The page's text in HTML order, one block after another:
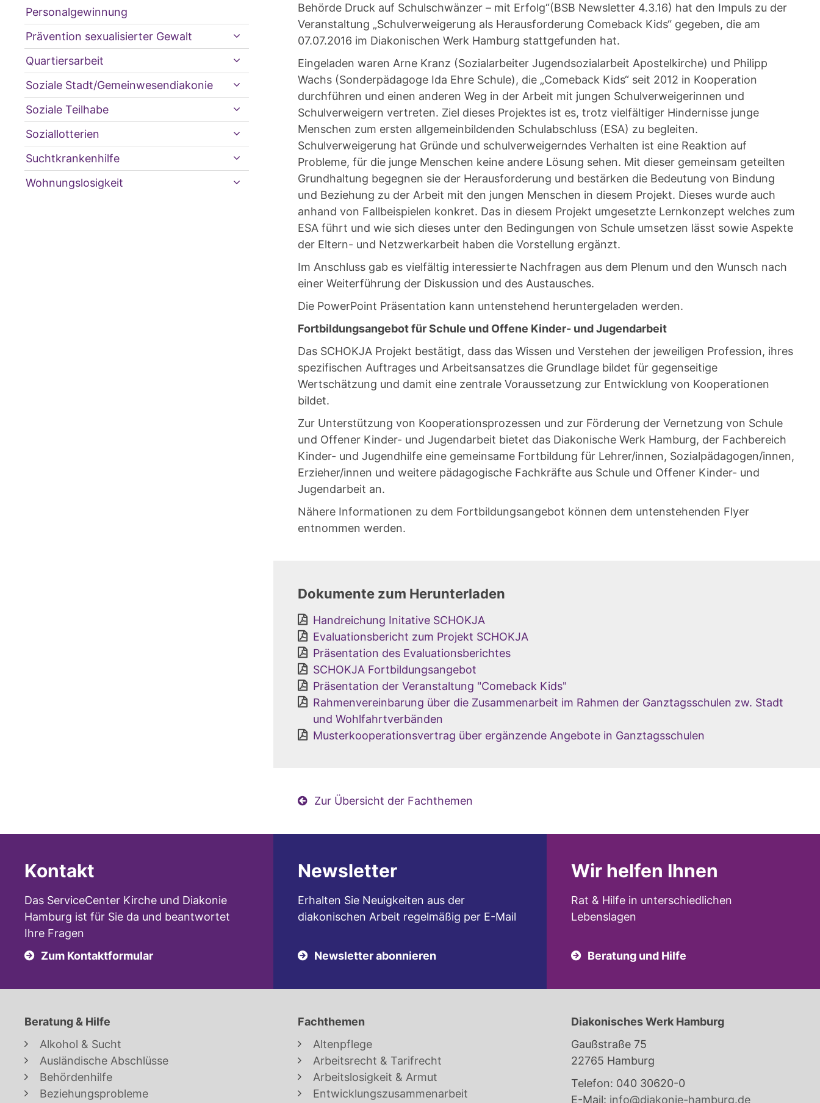
Behörde Druck auf Schulschwänzer – mit Erfolg“(BSB Newsletter 4.3.16) hat den Impuls zu der
Veranstaltung „Schulverweigerung als Herausforderung Comeback Kids“ gegeben, die am
07.07.2016 im Diakonischen Werk Hamburg stattgefunden hat.
Eingeladen waren Arne Kranz (Sozialarbeiter Jugendsozialarbeit Apostelkirche) und Philipp
Wachs (Sonderpädagoge Ida Ehre Schule), die „Comeback Kids“ seit 2012 in Kooperation
durchführen und einen anderen Weg in der Arbeit mit jungen Schulverweigerinnen und
Schulverweigern vertreten. Ziel dieses Projektes ist es, trotz vielfältiger Hindernisse junge
Menschen zum ersten allgemeinbildenden Schulabschluss (ESA) zu begleiten.
Schulverweigerung hat Gründe und schulverweigerndes Verhalten ist eine Reaktion auf
Probleme, für die junge Menschen keine andere Lösung sehen. Mit dieser gemeinsam geteilten
Grundhaltung begegnen sie der Herausforderung und bestärken die Bedeutung von Bindung
und Beziehung zu der Arbeit mit den jungen Menschen in diesem Projekt. Dieses wurde auch
anhand von Fallbeispielen konkret. Das in diesem Projekt umgesetzte Lernkonzept welches zum
ESA führt und wie sich dieses unter den Bedingungen von Schule umsetzen lässt sowie Aspekte
der Eltern- und Netzwerkarbeit haben die Vorstellung ergänzt.
Im Anschluss gab es vielfältig interessierte Nachfragen aus dem Plenum und den Wunsch nach
einer Weiterführung der Diskussion und des Austausches.
Die PowerPoint Präsentation kann untenstehend heruntergeladen werden.
Fortbildungsangebot für Schule und Offene Kinder- und Jugendarbeit
Das SCHOKJA Projekt bestätigt, dass das Wissen und Verstehen der jeweiligen Profession, ihres
spezifischen Auftrages und Arbeitsansatzes die Grundlage bildet für gegenseitige
Wertschätzung und damit eine zentrale Voraussetzung zur Entwicklung von Kooperationen
bildet.
Zur Unterstützung von Kooperationsprozessen und zur Förderung der Vernetzung von Schule
und Offener Kinder- und Jugendarbeit bietet das Diakonische Werk Hamburg, der Fachbereich
Kinder- und Jugendhilfe eine gemeinsame Fortbildung für Lehrer/innen, Sozialpädagogen/innen,
Erzieher/innen und weitere pädagogische Fachkräfte aus Schule und Offener Kinder- und
Jugendarbeit an.
Nähere Informationen zu dem Fortbildungsangebot können dem untenstehenden Flyer
entnommen werden.
Dokumente zum Herunterladen
Handreichung Initative SCHOKJA
Evaluationsbericht zum Projekt SCHOKJA
Präsentation des Evaluationsberichtes
SCHOKJA Fortbildungsangebot
Präsentation der Veranstaltung "Comeback Kids"
Rahmenvereinbarung über die Zusammenarbeit im Rahmen der Ganztagsschulen zw. Stadt
und Wohlfahrtverbänden
Musterkooperationsvertrag über ergänzende Angebote in Ganztagsschulen
Zur Übersicht der Fachthemen
Personalgewinnung
Prävention sexualisierter Gewalt
Quartiersarbeit
Soziale Stadt/Gemeinwesendiakonie
Soziale Teilhabe
Soziallotterien
Suchtkrankenhilfe
Wohnungslosigkeit
Kontakt
Das ServiceCenter Kirche und Diakonie
Hamburg ist für Sie da und beantwortet
Ihre Fragen
Zum Kontaktformular
Newsletter
Erhalten Sie Neuigkeiten aus der
diakonischen Arbeit regelmäßig per E-Mail
Newsletter abonnieren
Wir helfen Ihnen
Rat & Hilfe in unterschiedlichen
Lebenslagen
Beratung und Hilfe
Beratung & Hilfe
Alkohol & Sucht
Ausländische Abschlüsse
Behördenhilfe
Beziehungsprobleme
Fachthemen
Altenpflege
Arbeitsrecht & Tarifrecht
Arbeitslosigkeit & Armut
Entwicklungszusammenarbeit
Diakonisches Werk Hamburg
Gaußstraße 75
22765 Hamburg
Telefon: 040 30620-0
E-Mail: info@diakonie-hamburg.de